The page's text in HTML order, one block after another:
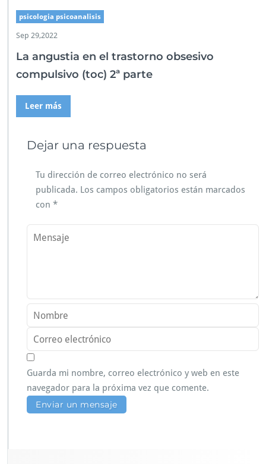
psicologia psicoanalisis
Sep 29,2022
La angustia en el trastorno obsesivo
compulsivo (toc) 2ª parte
Leer más
Dejar una respuesta
Tu dirección de correo electrónico no será
publicada. Los campos obligatorios están marcados
con *
Guarda mi nombre, correo electrónico y web en este
navegador para la próxima vez que comente.